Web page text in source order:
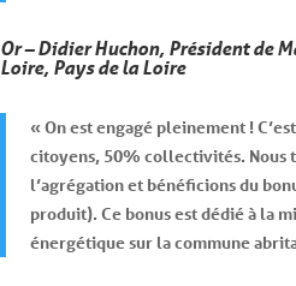
Or – Didier Huchon, Président de
Loire, Pays de la Loire
« On est engagé pleinement !
citoyens, 50% collectivités. Nous
l’agrégation et bénéficions du
produit). Ce bonus est dédié à la
énergétique sur la commune